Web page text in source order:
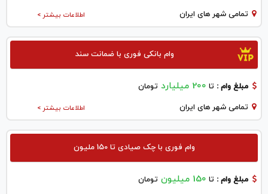
اطلاعات بیشتر > تمامی شهر های ایران
وام بانکی فوری با ضمانت سند
مبلغ وام : تا 200 میلیارد تومان
اطلاعات بیشتر > تمامی شهر های ایران
وام فوری با چک صیادی تا 150 ملیون
مبلغ وام : تا 150 میلیون تومان